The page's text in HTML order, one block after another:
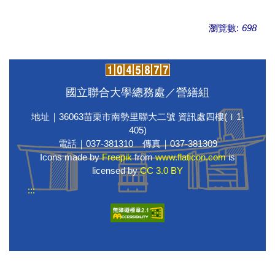
瀏覽數: 698
國立聯合大學總務處／營繕組
地址｜36063苗栗市南勢里聯大二號 資訊處四樓(Ｉ1-
405)
電話｜037-381310 傳真｜037-381309
Icons made byFreepikfromwww.flaticon.comis
licensed byCC 3.0 BY
:::